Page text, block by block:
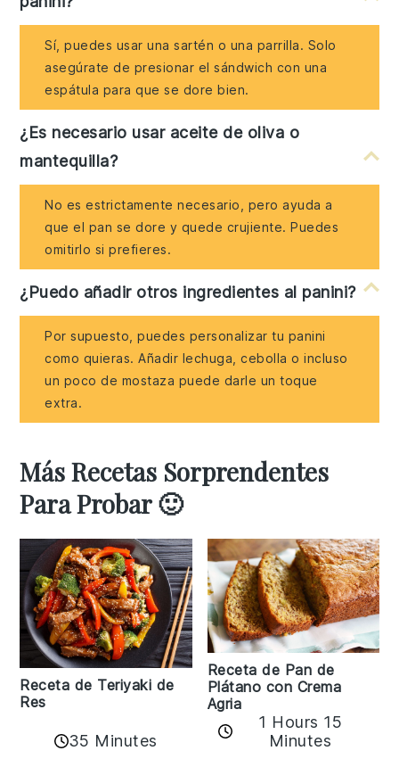
Sí, puedes usar una sartén o una parrilla. Solo
asegúrate de presionar el sándwich con una
espátula para que se dore bien.
¿Es necesario usar aceite de oliva o
mantequilla?
No es estrictamente necesario, pero ayuda a
que el pan se dore y quede crujiente. Puedes
omitirlo si prefieres.
¿Puedo añadir otros ingredientes al panini?
Por supuesto, puedes personalizar tu panini
como quieras. Añadir lechuga, cebolla o incluso
un poco de mostaza puede darle un toque
extra.
Más Recetas Sorprendentes
Para Probar 🙂
Receta de Teriyaki de
Res
35 Minutes
Receta de Pan de
Plátano con Crema
Agria
1 Hours 15
Minutes